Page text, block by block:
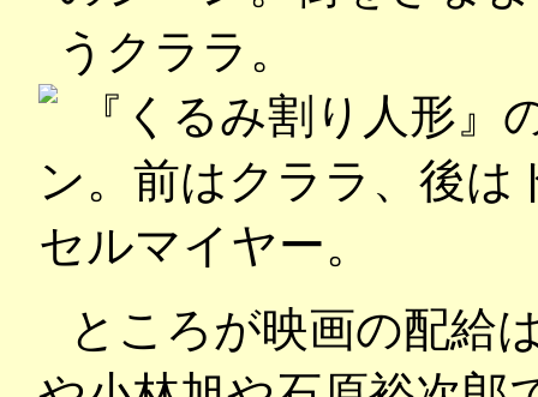
ところが映画の配給